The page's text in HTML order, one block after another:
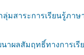
มสาระการเรียนรู้ภ
าผลสัมฤทธิ์ทางการเ